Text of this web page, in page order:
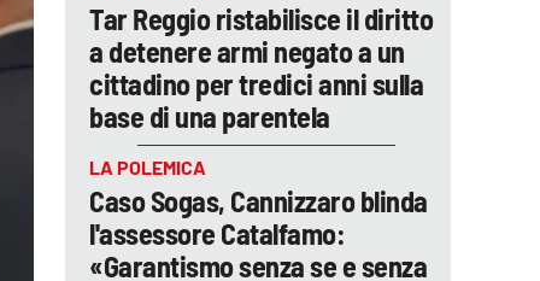
Tar Reggio ristabilisce il diritto
a detenere armi negato a un
cittadino per tredici anni sulla
base di una parentela
LA POLEMICA
Caso Sogas, Cannizzaro blinda
l'assessore Catalfamo:
«Garantismo senza se e senza